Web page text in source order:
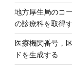
ー
ム
で
ア
ン
ケ
地方厚生局のコ
の診療科を取得
医療機関番号，
ドを生成する